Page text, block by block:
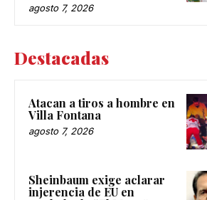
agosto 7, 2026
Destacadas
Atacan a tiros a hombre en
Villa Fontana
agosto 7, 2026
Sheinbaum exige aclarar
injerencia de EU en